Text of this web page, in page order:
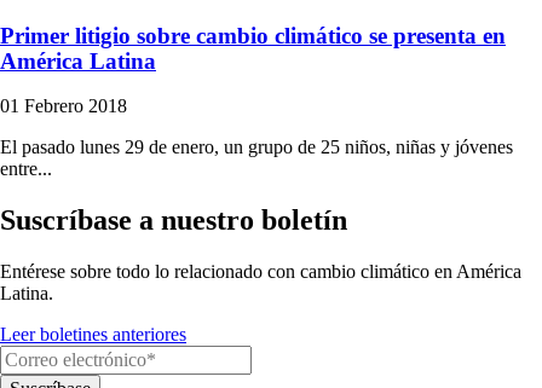
Primer litigio sobre cambio climático se presenta en
América Latina
01 Febrero 2018
El pasado lunes 29 de enero, un grupo de 25 niños, niñas y jóvenes
entre...
Suscríbase a nuestro boletín
Entérese sobre todo lo relacionado con cambio climático en América
Latina.
Leer boletines anteriores